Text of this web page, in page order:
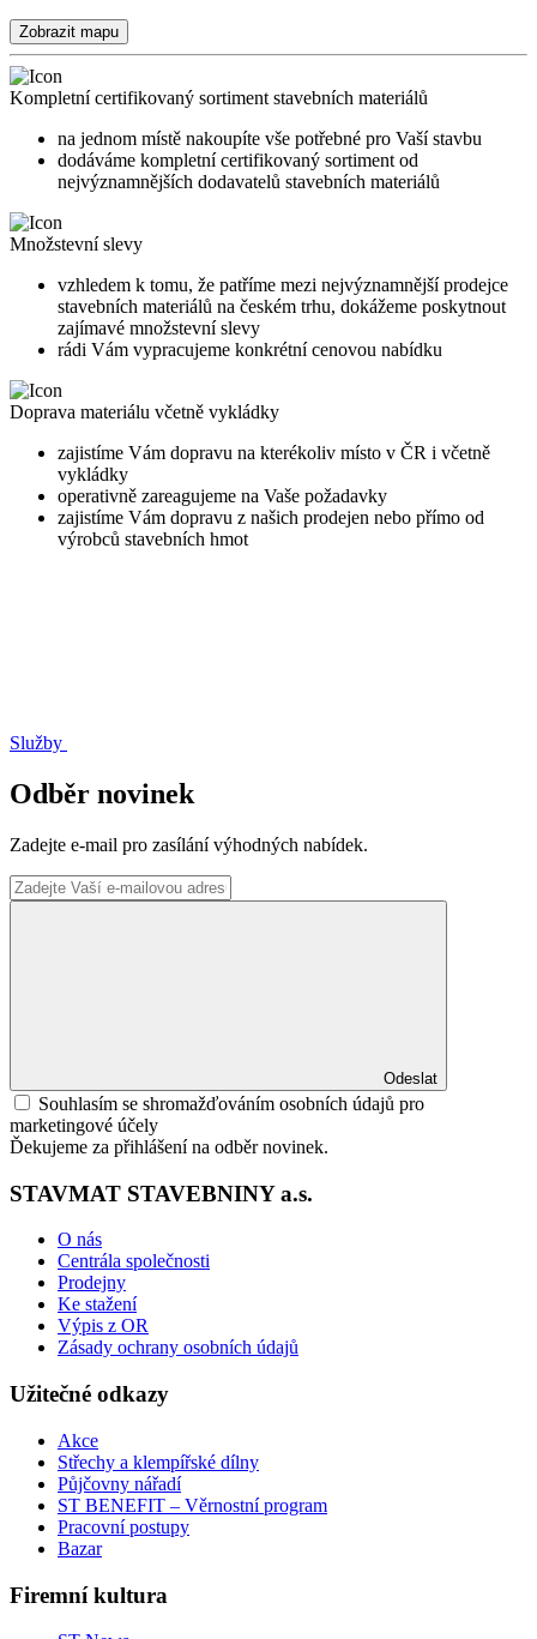
Zobrazit mapu
Kompletní certifikovaný sortiment stavebních materiálů
na jednom místě nakoupíte vše potřebné pro Vaší stavbu
dodáváme kompletní certifikovaný sortiment od
nejvýznamnějších dodavatelů stavebních materiálů
Množstevní slevy
vzhledem k tomu, že patříme mezi nejvýznamnější prodejce
stavebních materiálů na českém trhu, dokážeme poskytnout
zajímavé množstevní slevy
rádi Vám vypracujeme konkrétní cenovou nabídku
Doprava materiálu včetně vykládky
zajistíme Vám dopravu na kterékoliv místo v ČR i včetně
vykládky
operativně zareagujeme na Vaše požadavky
zajistíme Vám dopravu z našich prodejen nebo přímo od
výrobců stavebních hmot
Služby
Odběr novinek
Zadejte e-mail pro zasílání výhodných nabídek.
Odeslat
Souhlasím se shromažďováním osobních údajů pro
marketingové účely
Ďekujeme za přihlášení na odběr novinek.
STAVMAT STAVEBNINY a.s.
O nás
Centrála společnosti
Prodejny
Ke stažení
Výpis z OR
Zásady ochrany osobních údajů
Užitečné odkazy
Akce
Střechy a klempířské dílny
Půjčovny nářadí
ST BENEFIT – Věrnostní program
Pracovní postupy
Bazar
Firemní kultura